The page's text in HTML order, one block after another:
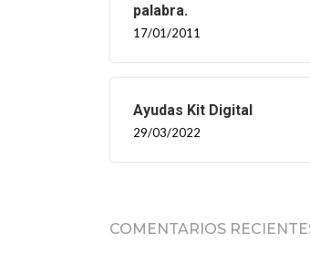
palabra.
17/01/2011
Ayudas Kit Digital
29/03/2022
COMENTARIOS